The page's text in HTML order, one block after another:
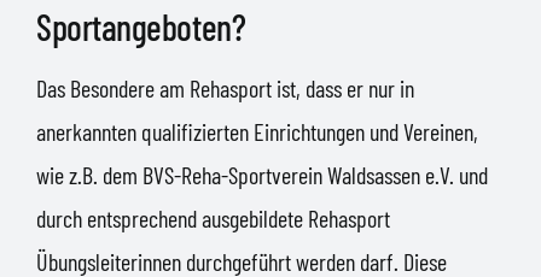
Sportangeboten?
Das Besondere am Rehasport ist, dass er nur in
anerkannten qualifizierten Einrichtungen und Vereinen,
wie z.B. dem BVS-Reha-Sportverein Waldsassen e.V. und
durch entsprechend ausgebildete Rehasport
Übungsleiterinnen durchgeführt werden darf. Diese